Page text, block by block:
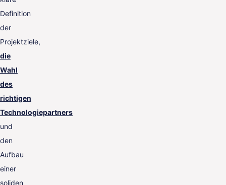
Definition
der
Projektziele,
die
Wahl
des
richtigen
Technologiepartners
und
den
Aufbau
einer
soliden